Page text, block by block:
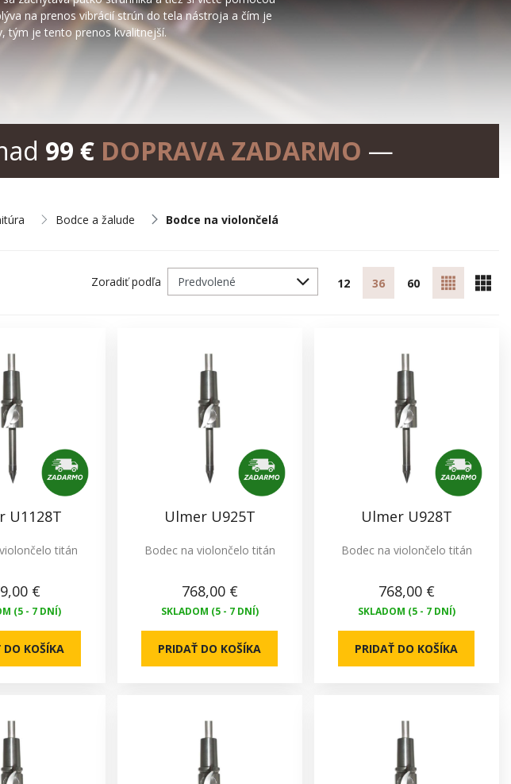
na prenos vibrácií strún do tela nástroja a čím je
tým je tento prenos kvalitnejší.
99 € DOPRAVA ZADARMO —
Bodce a žalude Bodce na violončelá
Zoradiť podľa 12 36 60
U1128T
titán
€
(5 - 7 DNÍ)
DO KOŠÍKA
Ulmer U925T
Bodec na violončelo titán
768,00 €
SKLADOM (5 - 7 DNÍ)
PRIDAŤ DO KOŠÍKA
Ulmer U928T
Bodec na violončelo titán
768,00 €
SKLADOM (5 - 7 DNÍ)
PRIDAŤ DO KOŠÍKA